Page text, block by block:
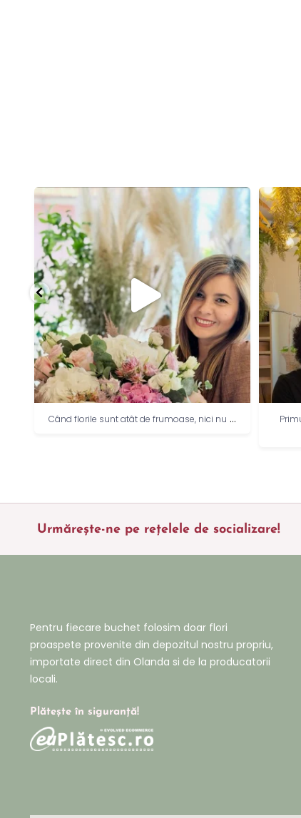
Când florile sunt atât de frumoase, nici nu ...
Urmărește-ne pe rețelele de socializare!
Pentru fiecare buchet folosim doar flori
proaspete provenite din depozitul nostru propriu,
importate direct din Olanda si de la producatorii
locali.
Plătește în siguranță!